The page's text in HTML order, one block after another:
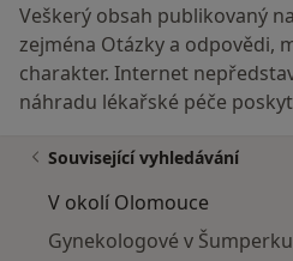
Veškerý obsah publikovaný
zejména Otázky a odpovědi,
charakter. Internet
náhradu lékařské péče
Související vyhledávání
V okolí Olomouce
Gynekologové v Šumperku